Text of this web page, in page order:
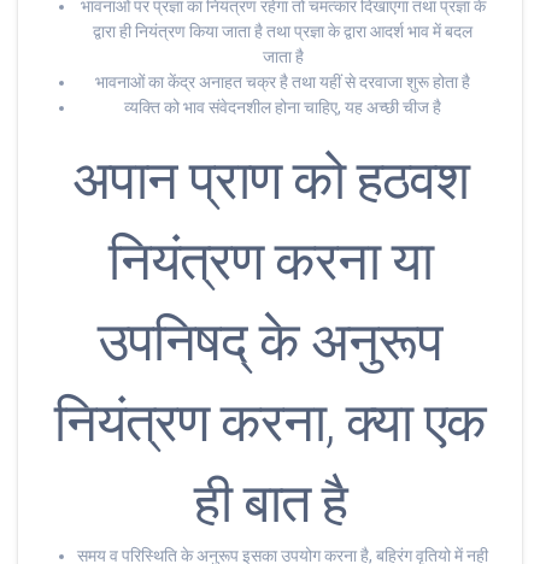
भावनाओं पर प्रज्ञा का नियंत्रण रहेगा तो चमत्कार दिखाएगा तथा प्रज्ञा के
द्वारा ही नियंत्रण किया जाता है तथा प्रज्ञा के द्वारा आदर्श भाव में बदल
जाता है
भावनाओं का केंद्र अनाहत चक्र है तथा यहीं से दरवाजा शुरू होता है
व्यक्ति को भाव संवेदनशील होना चाहिए, यह अच्छी चीज है
अपान प्राण को हठवश
नियंत्रण करना या
उपनिषद् के अनुरूप
नियंत्रण करना, क्या एक
ही बात है
समय व परिस्थिति के अनुरूप इसका उपयोग करना है, बहिरंग वृतियो में नही